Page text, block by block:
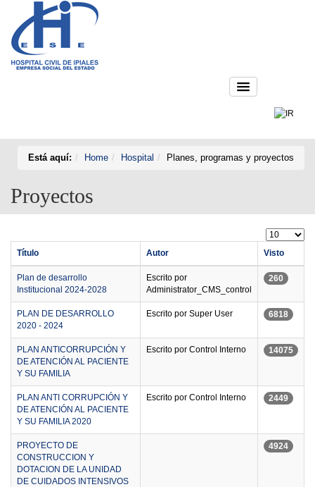
Está aquí: Home Hospital Planes, programas y proyectos
Proyectos
Título Autor Visto
Plan de desarrollo
Institucional 2024-2028
Escrito por
Administrator_CMS_control
260
PLAN DE DESARROLLO
2020 - 2024
Escrito por Super User 6818
PLAN ANTICORRUPCIÓN Y
DE ATENCIÓN AL PACIENTE
Y SU FAMILIA
Escrito por Control Interno 14075
PLAN ANTI CORRUPCIÓN Y
DE ATENCIÓN AL PACIENTE
Y SU FAMILIA 2020
Escrito por Control Interno 2449
PROYECTO DE
CONSTRUCCION Y
DOTACION DE LA UNIDAD
DE CUIDADOS INTENSIVOS
4924